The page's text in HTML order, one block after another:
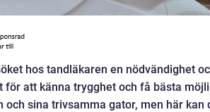
hos tandläkaren en nödvändighet
för att känna trygghet och få bästa
och sina trivsamma gator, men här